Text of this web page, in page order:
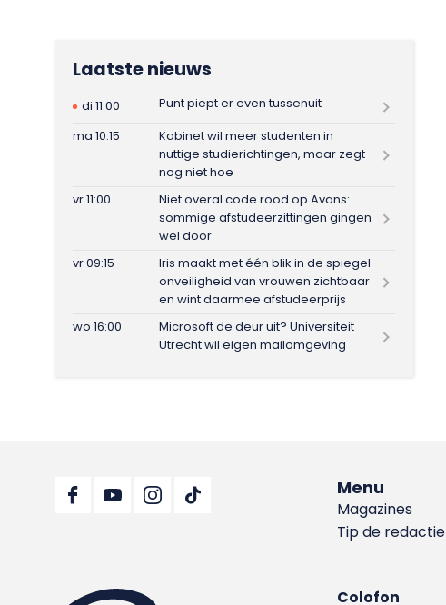
Laatste nieuws
di 11:00
Punt piept er even tussenuit
ma 10:15
Kabinet wil meer studenten in
nuttige studierichtingen, maar zegt
nog niet hoe
vr 11:00
Niet overal code rood op Avans:
sommige afstudeerzittingen gingen
wel door
vr 09:15
Iris maakt met één blik in de spiegel
onveiligheid van vrouwen zichtbaar
en wint daarmee afstudeerprijs
wo 16:00
Microsoft de deur uit? Universiteit
Utrecht wil eigen mailomgeving
Menu
Magazines
Tip de redactie
Colofon